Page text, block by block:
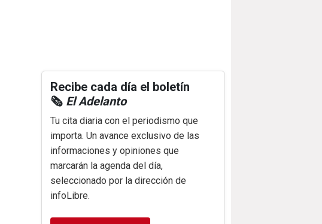
Recibe cada día el boletín
🗞️ El Adelanto
Tu cita diaria con el periodismo que
importa. Un avance exclusivo de las
informaciones y opiniones que
marcarán la agenda del día,
seleccionado por la dirección de
infoLibre.